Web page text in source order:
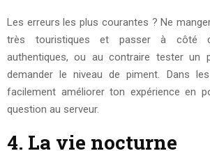
Les erreurs les plus courantes ? Ne
très touristiques et passer à côté
authentiques, ou au contraire tester un
demander le niveau de piment. Dans
facilement améliorer ton expérience en
question au serveur.
4. La vie nocturne